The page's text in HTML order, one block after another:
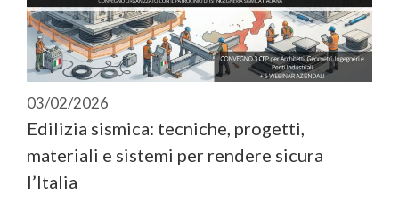
03/02/2026
Edilizia sismica: tecniche, progetti,
materiali e sistemi per rendere sicura
l’Italia